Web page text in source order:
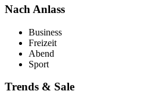
Nach Anlass
Business
Freizeit
Abend
Sport
Trends & Sale